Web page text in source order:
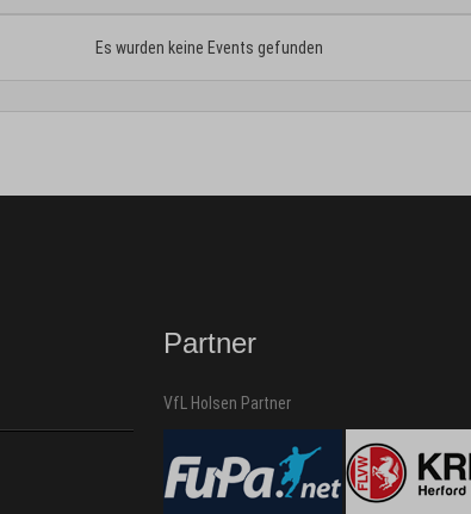
Es wurden keine Events gefunden
Partner
VfL Holsen Partner